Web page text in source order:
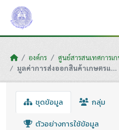
Skip to main content
องค์กร
ศูนย์สารสนเทศการเ
มูลค่าการส่งออกสินค้าเกษตรแ...
ชุดข้อมูล กลุ่ม
ตัวอย่างการใช้ข้อมูล